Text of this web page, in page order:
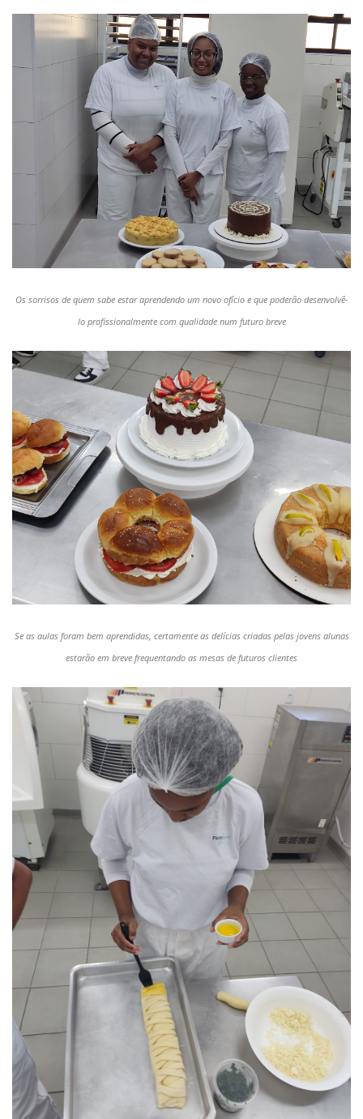
Os sorrisos de quem sabe estar aprendendo um novo ofício e que poderão desenvolvê-
lo profissionalmente com qualidade num futuro breve
Se as aulas foram bem aprendidas, certamente as delícias criadas pelas jovens alunas
estarão em breve frequentando as mesas de futuros clientes